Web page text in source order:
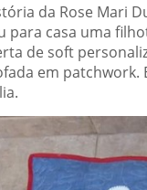
da Rose Mari
para casa uma
de soft
em patchwork.